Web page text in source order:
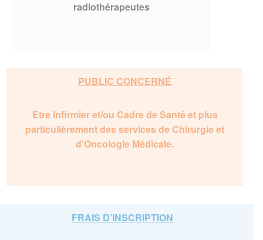
radiothérapeutes
PUBLIC CONCERNÉ
Etre Infirmier et/ou Cadre de Santé et plus
particulièrement des services de Chirurgie et
d’Oncologie Médicale.
FRAIS D’INSCRIPTION